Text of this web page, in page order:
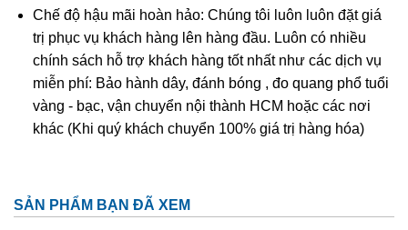
nhấtđược sử dụng để xác định ametit tổng hợp sẽ dễ
dàng hơn. Tuy nhiên về mặc lý thuyết, người ta có thể tạo
ra vật liệu tổng hợp này nhưng khó mà tạo ra được với số
lượng lớn để cung cấp cho thị trường.
Chế độ hậu mãi hoàn hảo: Chúng tôi luôn luôn đặt giá
trị phục vụ khách hàng lên hàng đầu. Luôn có nhiều
chính sách hỗ trợ khách hàng tốt nhất như các dịch vụ
miễn phí: Bảo hành dây, đánh bóng , đo quang phổ tuổi
vàng - bạc, vận chuyển nội thành HCM hoặc các nơi
khác (Khi quý khách chuyển 100% giá trị hàng hóa)
SẢN PHẨM BẠN ĐÃ XEM